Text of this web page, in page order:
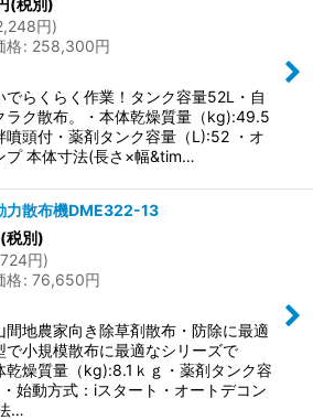
(税別)
円)
格: 258,300円
でらくらく作業！タンク容量52L・自
ラク散布。・本体乾燥質量（kg):49.5
噴頭付・薬剤タンク容量（L):52 ・オ
プ 本体寸法(長さ×幅&tim…
力散布機DME322-13
(税別)
円)
格: 76,650円
間地農家向き除草剤散布・防除に最適
で小規模散布に最適なシリーズで
乾燥質量（kg):8.1ｋｇ・薬剤タンク容
始動方式：iスタート・オートデコン
…